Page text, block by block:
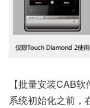
【批量安装CAB软
系统初始化之前，